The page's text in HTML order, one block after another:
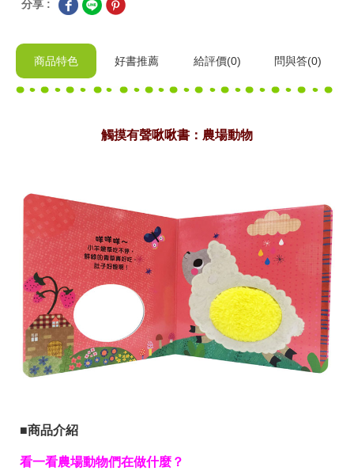
分享 :
商品特色 好書推薦 給評價(0) 問與答(0)
觸摸有聲啾啾書：農場動物
■商品介紹
看一看農場動物們在做什麼？